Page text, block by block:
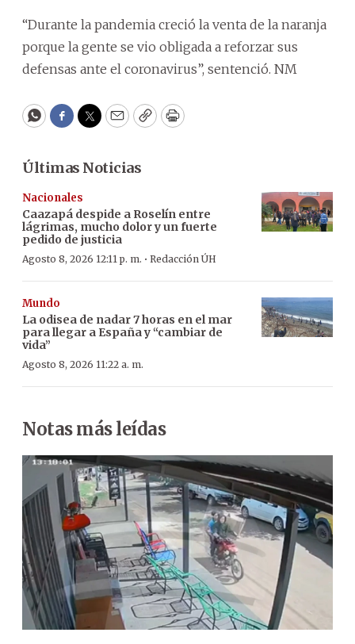
“Durante la pandemia creció la venta de la naranja
porque la gente se vio obligada a reforzar sus
defensas ante el coronavirus”, sentenció. NM
WhatsApp
Facebook
Twitter
EmailCopyPrint
Últimas Noticias
Nacionales
Caazapá despide a Roselín entre
lágrimas, mucho dolor y un fuerte
pedido de justicia
Agosto 8, 2026 12:11 p. m. · Redacción ÚH
Mundo
La odisea de nadar 7 horas en el mar
para llegar a España y “cambiar de
vida”
Agosto 8, 2026 11:22 a. m.
Notas más leídas